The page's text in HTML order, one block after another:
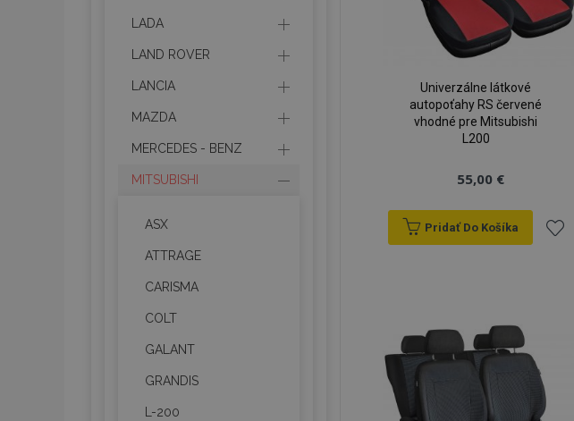
Univerzálne látkové
autopoťahy RS červené
vhodné pre Mitsubishi
L200
55,00 €
Pridať Do Košíka
prianí
LADA
LAND ROVER
LANCIA
MAZDA
MERCEDES - BENZ
MITSUBISHI
ASX
ATTRAGE
CARISMA
COLT
GALANT
GRANDIS
L-200